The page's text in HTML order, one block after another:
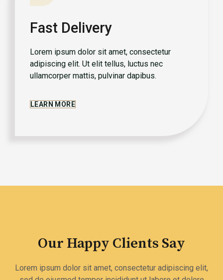
Fast Delivery
Lorem ipsum dolor sit amet, consectetur
adipiscing elit. Ut elit tellus, luctus nec
ullamcorper mattis, pulvinar dapibus.
LEARN MORE
Our Happy Clients Say
Lorem ipsum dolor sit amet, consectetur adipiscing elit,